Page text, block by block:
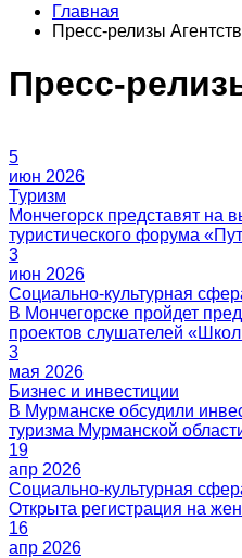
Главная
Пресс-релизы
Пресс-
Фильтры
5
июн 2026
3
июн 2026
3
мая 2026
19
апр 2026
16
апр 2026